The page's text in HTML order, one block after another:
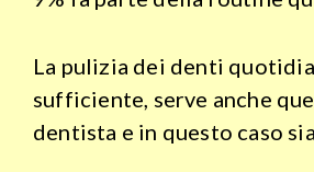
c’è?
Viaggi
La pulizia dei denti
sufficiente, serve anche
dentista e in questo caso